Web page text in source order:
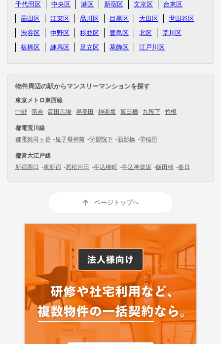
千代田区
中央区 港区 新宿区 文京区
台東区
墨田区
江東区 品川区 目黒区 大田区
世田谷区
渋谷区
中野区 杉並区 豊島区 北区
荒川区
板橋区
練馬区 足立区 葛飾区 江戸川区
物件周辺の駅からマンスリーマンションを探す
東京メトロ東西線
中野
落合 高田馬場 早稲田 神楽坂 飯田橋 九段下 竹橋
都電荒川線
都電雑司ヶ谷
鬼子母神前 学習院下 面影橋 早稲田
都営大江戸線
新宿西口
東新宿 若松河田 牛込柳町 牛込神楽坂 飯田橋 春日
ページトップへ